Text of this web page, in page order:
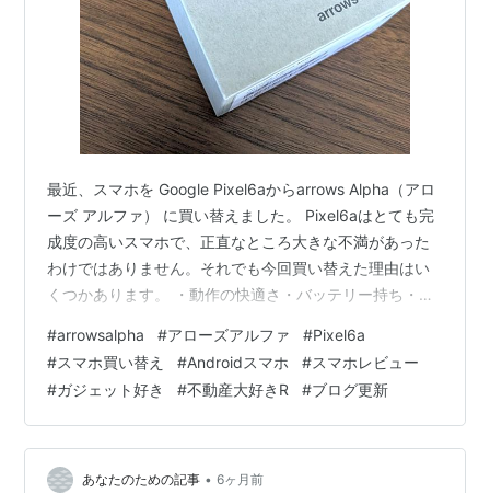
最近、スマホを Google Pixel6aからarrows Alpha（アロ
ーズ アルファ） に買い替えました。 Pixel6aはとても完
成度の高いスマホで、正直なところ大きな不満があった
わけではありません。それでも今回買い替えた理由はい
くつかあります。 ・動作の快適さ・バッテリー持ち・ア
使えるのですが、正直なところ 少し飽きが来た というの
も買い替えの理由かもしれません。 スマホって、毎日使
う道具だからこそ、意外と「変えるタイミング」を逃し
がちですよね。 私の場合、仕事でもかなりスマホを使い
ます。 ・物件写真の確認・撮影・お客様との連絡や…
#arrowsalpha #アローズアルファ #Pixel6a
#スマホ買い替え #Androidスマホ #スマホレビュー
#ガジェット好き #不動産大好きR #ブログ更新
あなたのための記事 • 6ヶ月前